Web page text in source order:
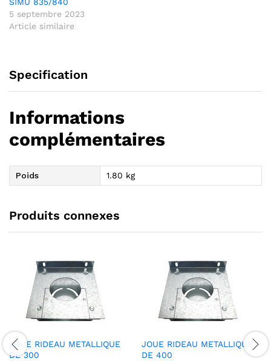
5 septembre 2023
Article similaire
Specification
Informations
complémentaires
Poids 1.80 kg
Produits connexes
JOUE RIDEAU METALLIQUE
DE 300
JOUE RIDEAU METALLIQUE
DE 400